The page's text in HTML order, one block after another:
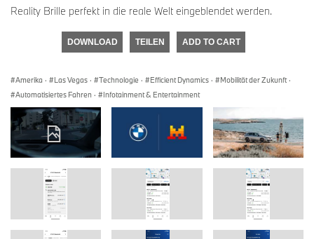
Reality Brille perfekt in die reale Welt eingeblendet werden.
DOWNLOAD TEILEN ADD TO CART
Amerika · Las Vegas · Technologie · Efficient Dynamics · Mobilität der Zukunft ·
Automatisiertes Fahren · Infotainment & Entertainment